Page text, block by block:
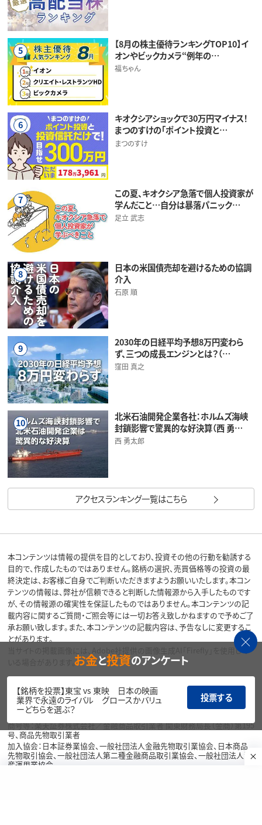
5
【8月の株主優待ランキングTOP10】イ
オンやビックカメラ“例年の…
福ちゃん
6
キオクシアショックで30万円マイナス！
まつのすけの「ポイント投資と…
まつのすけ
7
この夏、キオクシア急落で個人投資家が
学んだこと…自分は暴落パニック…
足立 武志
8
日本の米国債売却を避けるための協調
介入
石原 順
9
2030年の日経平均予想8万円変わら
ず、三つの成長エンジンとは？（…
窪田 真之
10
北米石油開発企業各社：ホルムズ海峡
封鎖影響で驚異的な好決算（西 勇…
西 勇太郎
アクセスランキング一覧はこちら
本コンテンツは情報の提供を目的としており、投資その他の行動を勧誘する
目的で、作成したものではありません。銘柄の選択、売買価格等の投資の最
終決定は、お客様ご自身でご判断いただきますようお願いいたします。本コン
テンツの情報は、弊社が信頼できると判断した情報源から入手したものです
が、その情報源の確実性を保証したものではありません。本コンテンツの記
載内容に関するご質問・ご照会等には一切お答え致しかねますので予めご了
承お願い致します。また、本コンテンツの記載内容は、予告なしに変更するこ
とがあります。
当サイトの掲載画像には、Adobe社提供の画像生成AI「Firefly」を使用して
いる場合があります。
リスク・費用・情報提供について
各種方針・重要事項等については、楽天証券ウェブサイトをご覧ください。
商号等：楽天証券株式会社／金融商品取引業者 関東財務局長（金商）第195
号、商品先物取引業者
加入協会：日本証券業協会、一般社団法人金融先物取引業協会、日本商品
先物取引協会、一般社団法人第二種金融商品取引業協会、一般社団法人資
産運用業協会
お金と投資のアンケート
【銘柄を投票】東宝 vs 東映 日本の映画
業界で永遠のライバル グロースかバリュ
ーどちらを選ぶ？
投票する